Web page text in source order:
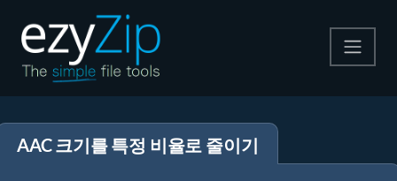
압축 해제
AAC 크기를 특정 비율로 줄이기